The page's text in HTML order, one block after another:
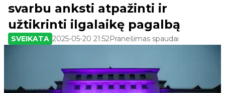
svarbu anksti atpažinti ir
užtikrinti ilgalaikę pagalbą
SVEIKATA 2025-05-20 21:52Pranešimas spaudai